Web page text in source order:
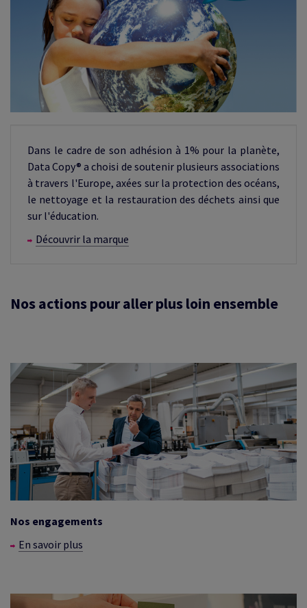
Dans le cadre de son adhésion à 1% pour la planète,
Data Copy® a choisi de soutenir plusieurs associations
à travers l'Europe, axées sur la protection des océans,
le nettoyage et la restauration des déchets ainsi que
sur l'éducation.
Découvrir la marque
Nos actions pour aller plus loin ensemble
Nos engagements
En savoir plus